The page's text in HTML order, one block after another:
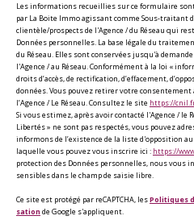
Les informations recueillies sur ce formulaire
par La Boite Immo agissant comme Sous-traitant
clientèle/prospects de l'Agence / du Réseau qui
Données personnelles. La base légale du
du Réseau. Elles sont conservées jusqu'à
l'Agence / au Réseau. Conformément à la loi «
droits d’accès, de rectification, d’effacement,
données. Vous pouvez retirer votre
l’Agence / Le Réseau. Consultez le site https://
Si vous estimez, après avoir contacté l'Agence /
Libertés » ne sont pas respectés, vous pouvez
informons de l’existence de la liste d'opposition
laquelle vous pouvez vous inscrire ici : https://
protection des Données personnelles, nous vous
sensibles dans le champ de saisie libre.
Ce site est protégé par reCAPTCHA, lesPolitiques
sation de Google s'appliquent.